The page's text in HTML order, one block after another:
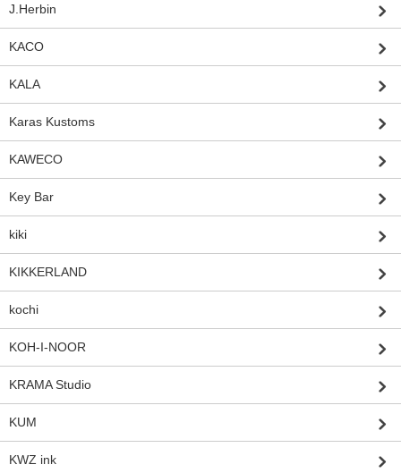
J.Herbin
KACO
KALA
Karas Kustoms
KAWECO
Key Bar
kiki
KIKKERLAND
kochi
KOH-I-NOOR
KRAMA Studio
KUM
KWZ ink